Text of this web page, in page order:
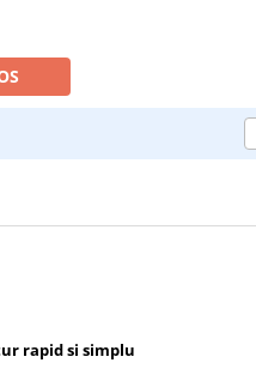
rapid si simplu